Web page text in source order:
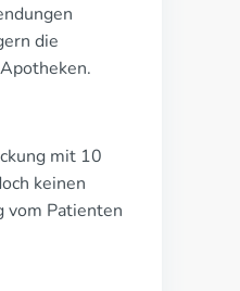
die
mit 10
keinen
vom Patienten